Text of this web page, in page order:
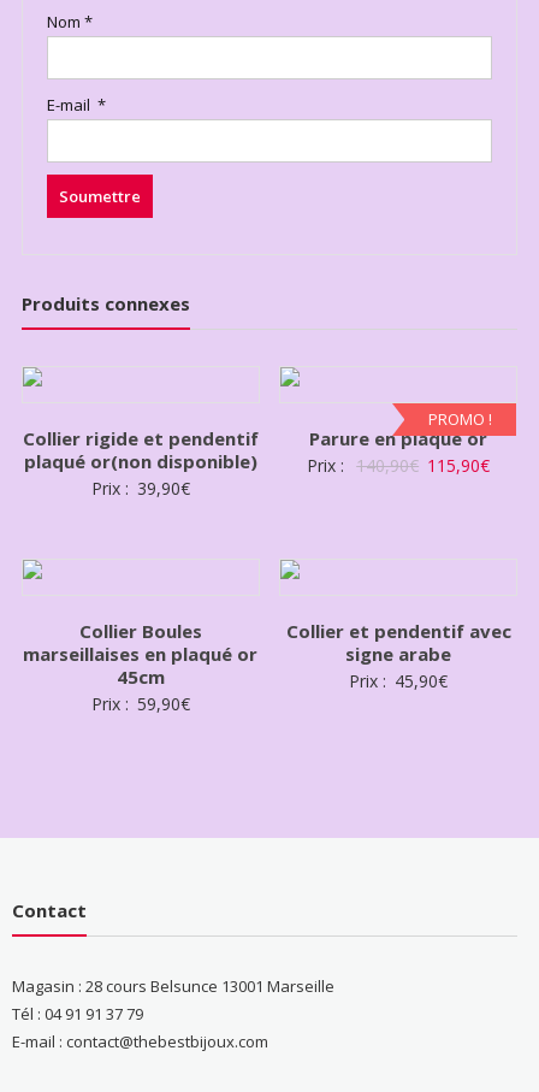
Nom *
E-mail *
Produits connexes
Collier rigide et pendentif
plaqué or(non disponible)
Prix : 39,90€
PROMO !
Parure en plaqué or
Prix : 140,90€ 115,90€
Collier Boules
marseillaises en plaqué or
45cm
Prix : 59,90€
Collier et pendentif avec
signe arabe
Prix : 45,90€
Contact
Magasin : 28 cours Belsunce 13001 Marseille
Tél : 04 91 91 37 79
E-mail : contact@thebestbijoux.com